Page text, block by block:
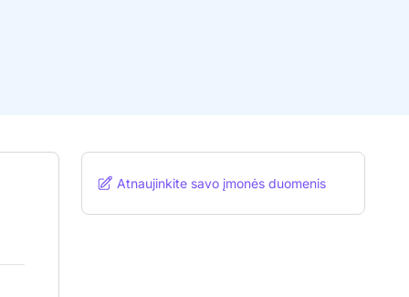
Atnaujinkite savo įmonės duomenis